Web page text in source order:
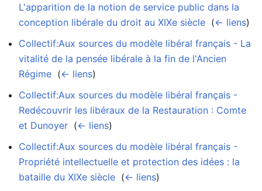
L'apparition de la notion de service public dans la
conception libérale du droit au XIXe siècle (← liens)
Collectif:Aux sources du modèle libéral français - La
vitalité de la pensée libérale à la fin de l'Ancien
Régime (← liens)
Collectif:Aux sources du modèle libéral français -
Redécouvrir les libéraux de la Restauration : Comte
et Dunoyer (← liens)
Collectif:Aux sources du modèle libéral français -
Propriété intellectuelle et protection des idées : la
bataille du XIXe siècle (← liens)